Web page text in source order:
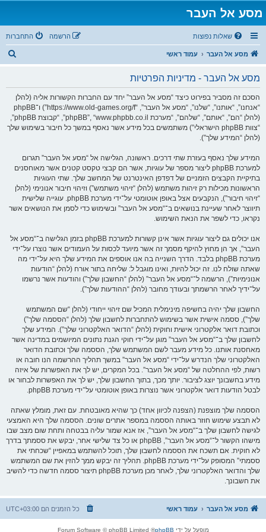
מסע אל העבר
שאלות נפוצות התחברות הרשמה
מסע אל העבר עמוד ראשי
מסע אל העבר - מדיניות הפרטיות
הסכם זה מסביר בפירוט כיצד “מסע אל העבר” יחד עם החברות הקשורות אליה (להלן
“אנחנו”, “אותנו”, “שלנו”, “מסע אל העבר”, “https://www.old-games.org/f”) ו־phpBB
(להלן “הם”, “אותם”, “שלהם”, “מערכת phpBB”, “www.phpbb.co.il”, “קבוצת phpBB”,
“צוות phpBB הישראלי”) משתמשים בכל מידע אשר נאסף במשך כל חיבור בשימוש שלך
(להלן “המידע שלך”).
המידע שלך נאסף בעזרת שתי דרכים. ראשונה, הגלישה אל “מסע אל העבר” תגרום
למערכת phpBB ליצור מספר של עוגיות, אשר הם קבצי טקסט קטנים אשר מאוחסנים
בתיקיית הקבצים הזמניים של דפדפן האינטרנט של המחשב שלך. שתי העוגיות
הראשונות מכילות רק זיהות משתמש (להלן “זיהוי משתמש”) וזיהוי חיבור אנונימי (להלן
“זיהוי חיבור”), הנקבעים אצל באופן אוטומטי על־ידי מערכת phpBB. עוגייה שלישית
תיווצר לאחר שעיינת בנושאים ב־“מסע אל העבר” ובשימוש כדי לסמן את הנושאים אשר
נקראו, כדי לשפר את הנאת השימוש.
אנו יכולים גם ליצור עוגיות אשר אינן קשורות למערכת phpBB בזמן הגלישה ב־“מסע אל
העבר”, אך הן מחוץ להיקף מסמך זה אשר מיועד לכסות על העמודים אשר נוצרו על־ידי
מערכת phpBB בלבד. הדרך השנייה בה אנו אוספים את המידע שלך היא על־ידי מה
שאתה שולח לנו. זה יכול להיות, ואינו מוגבל ל: שליחה בתור אורח (להלן “הודעות
אנונימיות”), הרשמה ל־“מסע אל העבר” (להלן “החשבון שלך”) והודעות אשר נרשמו
על־ידיך לאחר הרשמתך ובעודך מחובר (להלן “ההודעות שלך”).
החשבון שלך יהיה בחשיפה מינימלית המכיל שם זיהוי ייחודי (להלן “שם המשתמש
שלך”), ססמה אישית אשר בשימוש להתחברות לחשבון שלך (להלן “הססמה שלך”)
וכתובת דואר אלקטרוני אישית וחוקית (להלן “הדואר האלקטרוני שלך”). המידע שלך
לחשבון שלך ב־“מסע אל העבר” מוגן על־ידי חוקי הגנת נתונים המיושמים במדינה אשר
מאחסנת אותנו. כל מידע מעבר לשם המשתמש שלך, הססמה שלך וכתובת הדואר
האלקטרוני שלך הנדרש על־ידי “מסע אל העבר” במשך תהליך ההרשמה הנו חובה או
רשות, לפי ההחלטה של “מסע אל העבר”. בכל המקרים, יש לך את האפשרות של איזה
מידע בחשבונך יוצג לציבור. יותך מכך, בתוך החשבון שלך, יש לך את האפשרות לבחור או
לבטל הודעות דואר אלקטרוני אשר נוצרות באופן אוטומטי על־ידי מערכת phpBB.
הססמה שלך מוצפנת (הצפנה לכיוון אחד) כך שהיא מאובטחת. עם זאת, מומלץ שאתה
לא תבצע שימוש חוזר באותה הססמה במספר אתרים שונים. הססמה שלך היא האמצעי
לגישה לחשבון שלך ב־“מסע אל העבר”, אז אנא שמור עליה בבטחה ותחת שום מצב שבו
מישהו הקשור ל־“מסע אל העבר”, phpBB או כל צד שלישי אחר, יבקש את ססמתך בדרך
לא חוקית. אם תשכח את הססמה לחשבון שלך, תוכל להשתמש במאפיין “שכחתי את
ססמתי” המסופק על־ידי מערכת phpBB. תהליך זה יבקש ממך להזין את שם המשתמש
שלך והדואר האלקטרוני שלך, לאחר מכן מערכת phpBB תיצור ססמה חדשה כדי להשיב
את חשבונך.
מסע אל העבר עמוד ראשי כל הזמנים הם UTC+03:00
מופעל על ידי phpBB
® Forum Software © phpBB Limited